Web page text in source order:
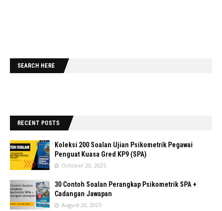
SEARCH HERE
RECENT POSTS
Koleksi 200 Soalan Ujian Psikometrik Pegawai
Penguat Kuasa Gred KP9 (SPA)
October 20, 2025
30 Contoh Soalan Perangkap Psikometrik SPA +
Cadangan Jawapan
August 20, 2025